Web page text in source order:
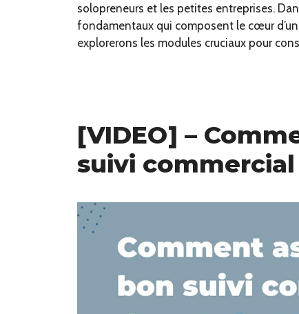
solopreneurs et les petites entreprises.
fondamentaux qui composent le cœur
explorerons les modules cruciaux pour
[VIDEO] –
suivi commercial